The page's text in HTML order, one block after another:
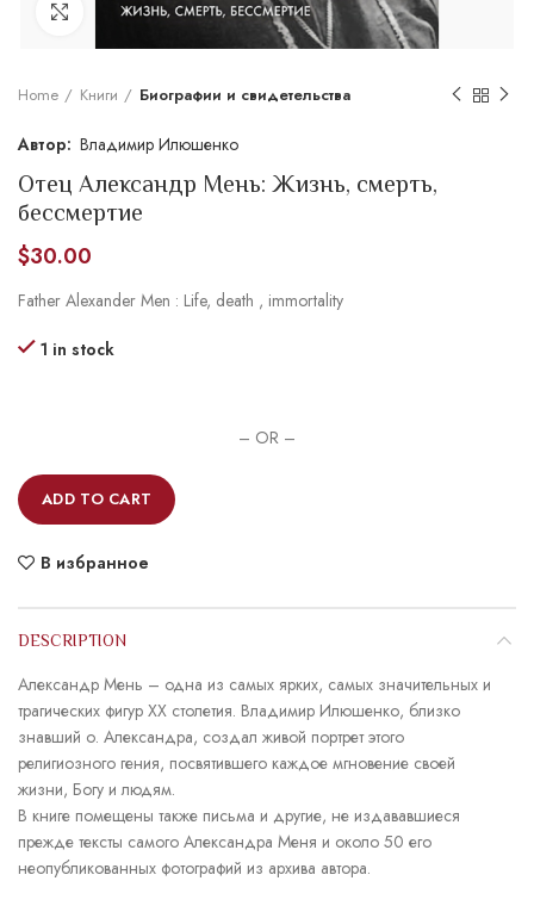
Увеличить
Home Книги Биографии и свидетельства
Владимир Илюшенко
Отец Александр Мень: Жизнь, смерть,
бессмертие
$30.00
Father Alexander Men : Life, death , immortality
1 in stock
– OR –
ADD TO CART
В избранное
DESCRIPTION
Александр Мень – одна из самых ярких, самых значительных и
трагических фигур ХХ столетия. Владимир Илюшенко, близко
знавший о. Александра, создал живой портрет этого
религиозного гения, посвятившего каждое мгновение своей
жизни, Богу и людям.
В книге помещены также письма и другие, не издававшиеся
прежде тексты самого Александра Меня и около 50 его
неопубликованных фотографий из архива автора.